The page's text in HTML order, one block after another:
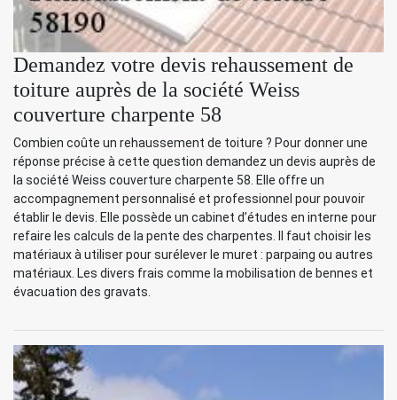
Demandez votre devis rehaussement de
toiture auprès de la société Weiss
couverture charpente 58
Combien coûte un rehaussement de toiture ? Pour donner une
réponse précise à cette question demandez un devis auprès de
la société Weiss couverture charpente 58. Elle offre un
accompagnement personnalisé et professionnel pour pouvoir
établir le devis. Elle possède un cabinet d’études en interne pour
refaire les calculs de la pente des charpentes. Il faut choisir les
matériaux à utiliser pour surélever le muret : parpaing ou autres
matériaux. Les divers frais comme la mobilisation de bennes et
évacuation des gravats.